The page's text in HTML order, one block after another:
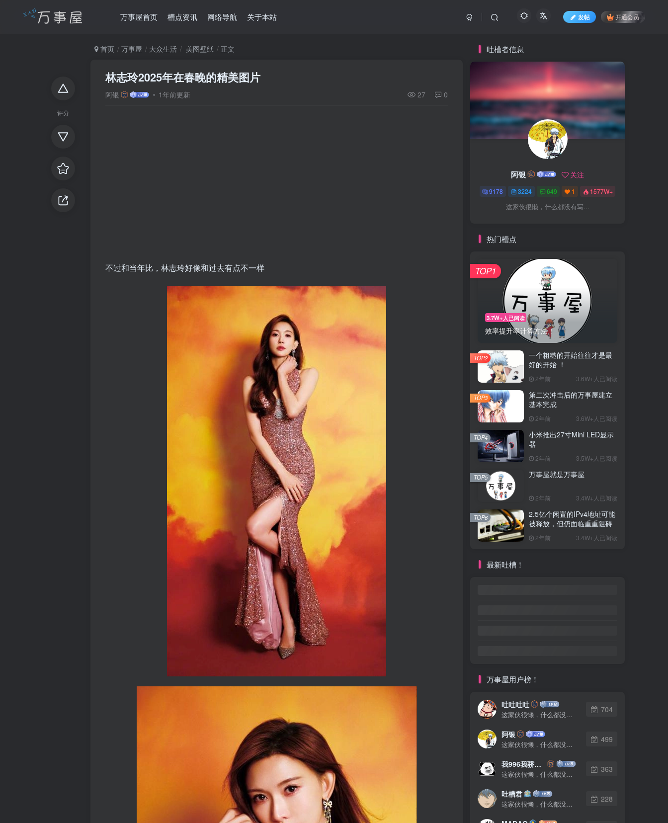
万事屋首页 槽点资讯 网络导航 关于本站 发帖 开通会员
评分
首页 万事屋 大众生活 美图壁纸 正文
林志玲2025年在春晚的精美图片
阿银 1年前更新 27 0
不过和当年比，林志玲好像和过去有点不一样
吐槽者信息
阿银 关注
9178 3224 649 1 1577W+
这家伙很懒，什么都没有写...
热门槽点
3.7W+人已阅读
效率提升率计算方法！
TOP1
一个粗糙的开始往往才是最
好的开始 ！
2年前 3.6W+人已阅读
TOP2
第二次冲击后的万事屋建立
基本完成
2年前 3.6W+人已阅读
TOP3
小米推出27寸Mini LED显示
器
2年前 3.5W+人已阅读
TOP4
万事屋就是万事屋
2年前 3.4W+人已阅读
TOP5
2.5亿个闲置的IPv4地址可能
被释放，但仍面临重重阻碍
2年前 3.4W+人已阅读
TOP6
最新吐槽！
万事屋用户榜！
吐吐吐吐
这家伙很懒，什么都没有写...
704
阿银
这家伙很懒，什么都没有写...
499
我996我骄傲了么
这家伙很懒，什么都没有写...
363
吐槽君
这家伙很懒，什么都没有写...
228